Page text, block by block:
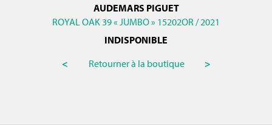
AUDEMARS PIGUET
ROYAL OAK 39 « JUMBO » 15202OR / 2021
INDISPONIBLE
<
Retourner à la boutique >